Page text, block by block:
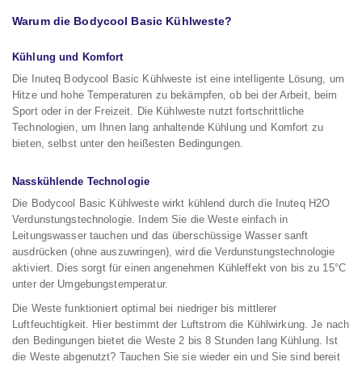
Warum die Bodycool Basic Kühlweste?
Kühlung und Komfort
Die Inuteq Bodycool Basic Kühlweste ist eine intelligente Lösung, um
Hitze und hohe Temperaturen zu bekämpfen, ob bei der Arbeit, beim
Sport oder in der Freizeit. Die Kühlweste nutzt fortschrittliche
Technologien, um Ihnen lang anhaltende Kühlung und Komfort zu
bieten, selbst unter den heißesten Bedingungen.
Nasskühlende Technologie
Die Bodycool Basic Kühlweste wirkt kühlend durch die Inuteq H2O
Verdunstungstechnologie. Indem Sie die Weste einfach in
Leitungswasser tauchen und das überschüssige Wasser sanft
ausdrücken (ohne auszuwringen), wird die Verdunstungstechnologie
aktiviert. Dies sorgt für einen angenehmen Kühleffekt von bis zu 15°C
unter der Umgebungstemperatur.
Die Weste funktioniert optimal bei niedriger bis mittlerer
Luftfeuchtigkeit. Hier bestimmt der Luftstrom die Kühlwirkung. Je nach
den Bedingungen bietet die Weste 2 bis 8 Stunden lang Kühlung. Ist
die Weste abgenutzt? Tauchen Sie sie wieder ein und Sie sind bereit